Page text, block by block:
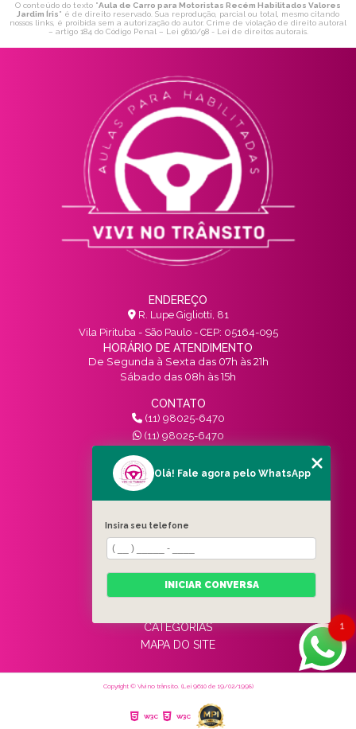
O conteúdo do texto "Aula de Carro para Motoristas Recém Habilitados Valores
Jardim Íris" é de direito reservado. Sua reprodução, parcial ou total, mesmo citando
nossos links, é proibida sem a autorização do autor. Crime de violação de direito autoral
– artigo 184 do Código Penal – Lei 9610/98 - Lei de direitos autorais.
ENDEREÇO
R. Lupe Gigliotti, 81
Vila Pirituba - São Paulo - CEP: 05164-095
HORÁRIO DE ATENDIMENTO
De Segunda à Sexta das 07h às 21h
Sábado das 08h às 15h
CONTATO
(11) 98025-6470
(11) 98025-6470
contato@vivinotransito.com.br
SIGA-NOS!
MENU
HOME
QUEM SOMOS
SERVIÇOS
BLOG
CATEGORIAS
MAPA DO SITE
Copyright © Vivi no trânsito. (Lei 9610 de 19/02/1998)
W3C W3C
1
Olá! Fale agora pelo WhatsApp
Insira seu telefone
INICIAR CONVERSA